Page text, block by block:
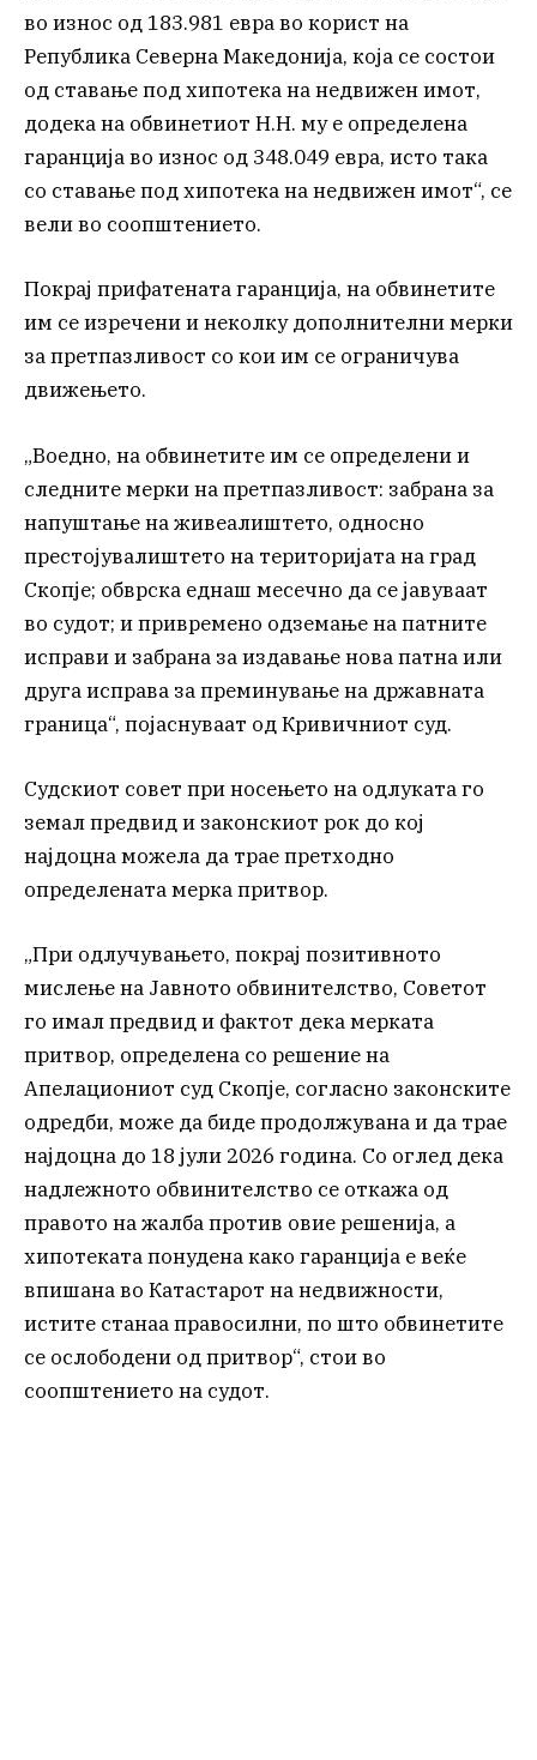
во износ од 183.981 евра во корист на
Република Северна Македонија, која се состои
од ставање под хипотека на недвижен имот,
додека на обвинетиот Н.Н. му е определена
гаранција во износ од 348.049 евра, исто така
со ставање под хипотека на недвижен имот“, се
вели во соопштението.
Покрај прифатената гаранција, на обвинетите
им се изречени и неколку дополнителни мерки
за претпазливост со кои им се ограничува
движењето.
„Воедно, на обвинетите им се определени и
следните мерки на претпазливост: забрана за
напуштање на живеалиштето, односно
престојувалиштето на територијата на град
Скопје; обврска еднаш месечно да се јавуваат
во судот; и привремено одземање на патните
исправи и забрана за издавање нова патна или
друга исправа за преминување на државната
граница“, појаснуваат од Кривичниот суд.
Судскиот совет при носењето на одлуката го
земал предвид и законскиот рок до кој
најдоцна можела да трае претходно
определената мерка притвор.
„При одлучувањето, покрај позитивното
мислење на Јавното обвинителство, Советот
го имал предвид и фактот дека мерката
притвор, определена со решение на
Апелациониот суд Скопје, согласно законските
одредби, може да биде продолжувана и да трае
најдоцна до 18 јули 2026 година. Со оглед дека
надлежното обвинителство се откажа од
правото на жалба против овие решенија, а
хипотеката понудена како гаранција е веќе
впишана во Катастарот на недвижности,
истите станаа правосилни, по што обвинетите
се ослободени од притвор“, стои во
соопштението на судот.